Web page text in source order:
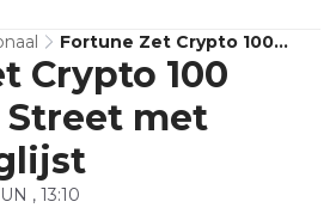
Fortune Zet Crypto 100
Naast Wall Street Met
Eerste Ranglijst
Crypto 100
Street met
, 13:10